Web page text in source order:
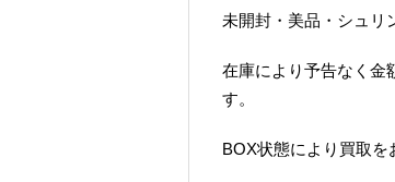
未開封・美品・シュリ
在庫により予告なく金
す。
BOX状態により買取を